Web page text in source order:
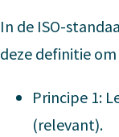
In de ISO-
deze definitie
Principe 1:
(relevant).